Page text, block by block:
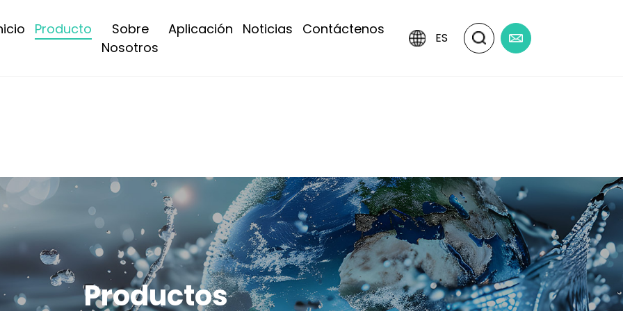
Producto
Sobre
Nosotros
Aplicación Noticias Contáctenos
ES
Productos